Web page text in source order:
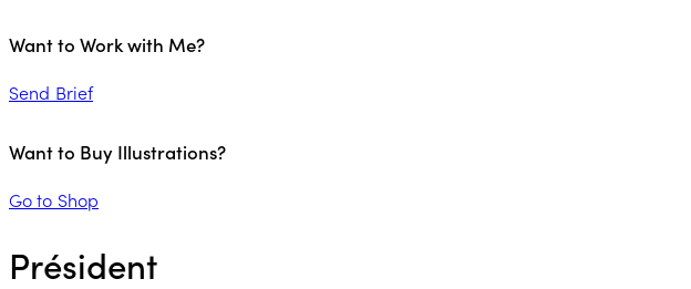
Want to Work with Me?
Send Brief
Want to Buy Illustrations?
Go to Shop
Président